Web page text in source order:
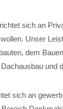
sich an
Unser
dem
und
sich an